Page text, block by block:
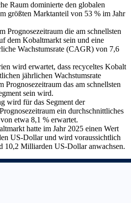
Raum dominierte den globalen
größten Marktanteil von 53 % im Jahr
Prognosezeitraum die am schnellsten
dem Kobaltmarkt sein und eine
Wachstumsrate (CAGR) von 7,6
wird erwartet, dass recyceltes Kobalt
jährlichen Wachstumsrate
das am schnellsten
sein wird.
wird für das Segment der
ein durchschnittliches
etwa 8,1 % erwartet.
hatte im Jahr 2025 einen Wert
US-Dollar und wird voraussichtlich
10,2 Milliarden US-Dollar anwachsen.